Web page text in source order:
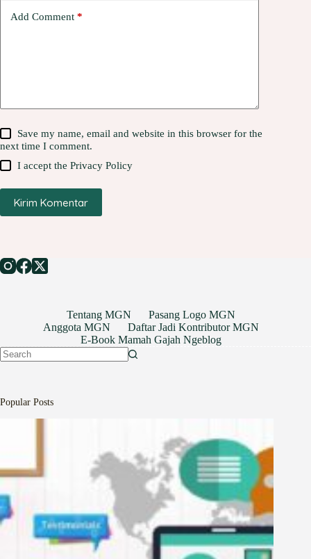
Add Comment *
Save my name, email and website in this browser for the
next time I comment.
I accept thePrivacy Policy
Kirim Komentar
Tentang MGN
Pasang Logo MGN
Anggota MGN
Daftar Jadi Kontributor MGN
E-Book Mamah Gajah Ngeblog
Popular Posts